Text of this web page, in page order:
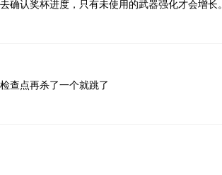
确认奖杯进度，只有未使用的武器强化才会增长。
查点再杀了一个就跳了